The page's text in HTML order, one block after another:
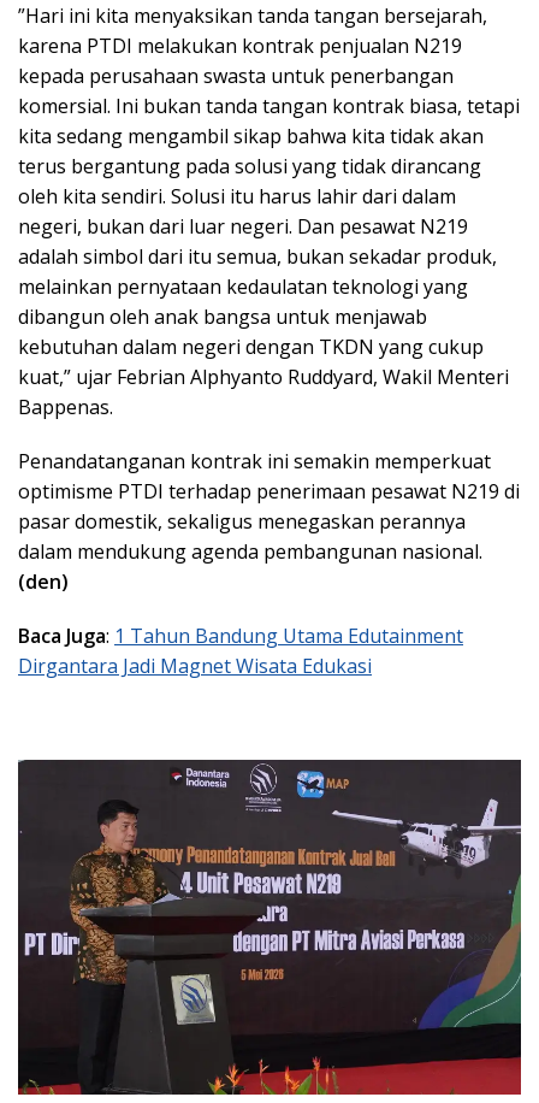
”Hari ini kita menyaksikan tanda tangan bersejarah,
karena PTDI melakukan kontrak penjualan N219
kepada perusahaan swasta untuk penerbangan
komersial. Ini bukan tanda tangan kontrak biasa, tetapi
kita sedang mengambil sikap bahwa kita tidak akan
terus bergantung pada solusi yang tidak dirancang
oleh kita sendiri. Solusi itu harus lahir dari dalam
negeri, bukan dari luar negeri. Dan pesawat N219
adalah simbol dari itu semua, bukan sekadar produk,
melainkan pernyataan kedaulatan teknologi yang
dibangun oleh anak bangsa untuk menjawab
kebutuhan dalam negeri dengan TKDN yang cukup
kuat,” ujar Febrian Alphyanto Ruddyard, Wakil Menteri
Bappenas.
Penandatanganan kontrak ini semakin memperkuat
optimisme PTDI terhadap penerimaan pesawat N219 di
pasar domestik, sekaligus menegaskan perannya
dalam mendukung agenda pembangunan nasional.
(den)
Baca Juga: 1 Tahun Bandung Utama Edutainment
Dirgantara Jadi Magnet Wisata Edukasi